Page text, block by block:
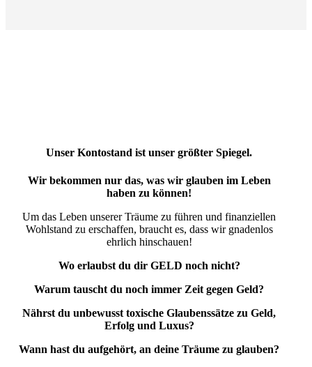
Unser Kontostand ist unser größter Spiegel.
Wir bekommen nur das, was wir glauben im Leben
haben zu können!
Um das Leben unserer Träume zu führen und finanziellen
Wohlstand zu erschaffen, braucht es, dass wir gnadenlos
ehrlich hinschauen!
Wo erlaubst du dir GELD noch nicht?
Warum tauscht du noch immer Zeit gegen Geld?
Nährst du unbewusst toxische Glaubenssätze zu Geld,
Erfolg und Luxus?
Wann hast du aufgehört, an deine Träume zu glauben?